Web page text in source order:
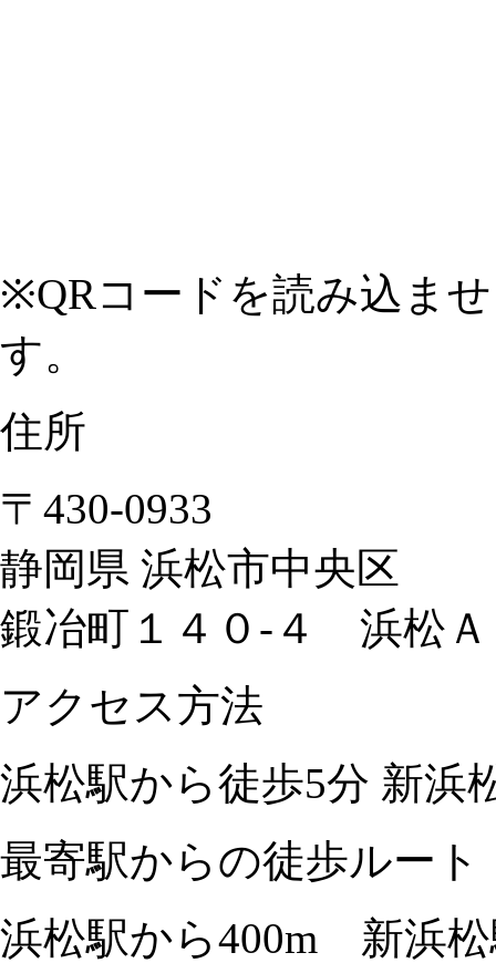
※QRコードを読み込ま
す。
住所
〒430-0933
静岡県 浜松市中央区
鍛冶町１４０-４ 浜松Ａ
アクセス方法
浜松駅から徒歩5分 新浜
最寄駅からの徒歩ルート
浜松駅から400m 新浜松